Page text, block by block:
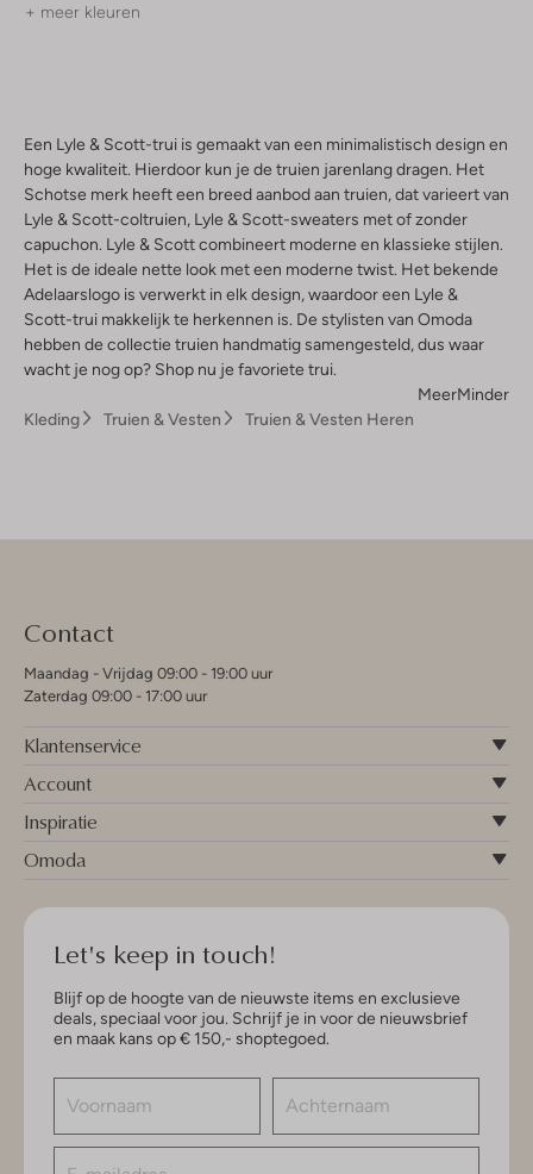
+ meer kleuren
Een Lyle & Scott-trui is gemaakt van een minimalistisch design en
hoge kwaliteit. Hierdoor kun je de truien jarenlang dragen. Het
Schotse merk heeft een breed aanbod aan truien, dat varieert van
Lyle & Scott-coltruien, Lyle & Scott-sweaters met of zonder
capuchon. Lyle & Scott combineert moderne en klassieke stijlen.
Het is de ideale nette look met een moderne twist. Het bekende
Adelaarslogo is verwerkt in elk design, waardoor een Lyle &
Scott-trui makkelijk te herkennen is. De stylisten van Omoda
hebben de collectie truien handmatig samengesteld, dus waar
wacht je nog op? Shop nu je favoriete trui.
MeerMinder
Kleding
Truien & Vesten Truien & Vesten Heren
Contact
Maandag - Vrijdag 09:00 - 19:00 uur
Zaterdag 09:00 - 17:00 uur
Klantenservice
Account
Inspiratie
Omoda
Let's keep in touch!
Blijf op de hoogte van de nieuwste items en exclusieve
deals, speciaal voor jou. Schrijf je in voor de nieuwsbrief
en maak kans op € 150,- shoptegoed.